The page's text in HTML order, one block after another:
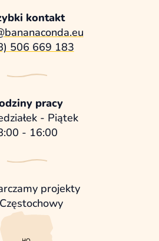
kontakt
506 669 183
pracy
- Piątek
- 16:00
projekty